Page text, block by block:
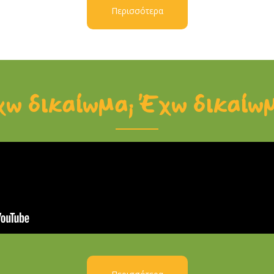
Περισσότερα
δικαίωμα; Έχω